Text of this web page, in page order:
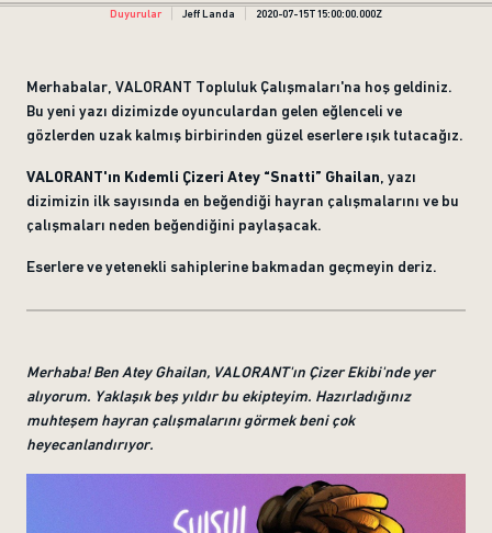
Duyurular Jeff Landa 2020-07-15T15:00:00.000Z
Merhabalar, VALORANT Topluluk Çalışmaları'na hoş geldiniz.
Bu yeni yazı dizimizde oyunculardan gelen eğlenceli ve
gözlerden uzak kalmış birbirinden güzel eserlere ışık tutacağız.
VALORANT'ın Kıdemli Çizeri Atey “Snatti” Ghailan , yazı
dizimizin ilk sayısında en beğendiği hayran çalışmalarını ve bu
çalışmaları neden beğendiğini paylaşacak.
Eserlere ve yetenekli sahiplerine bakmadan geçmeyin deriz.
Merhaba! Ben Atey Ghailan, VALORANT'ın Çizer Ekibi'nde yer
alıyorum. Yaklaşık beş yıldır bu ekipteyim. Hazırladığınız
muhteşem hayran çalışmalarını görmek beni çok
heyecanlandırıyor.